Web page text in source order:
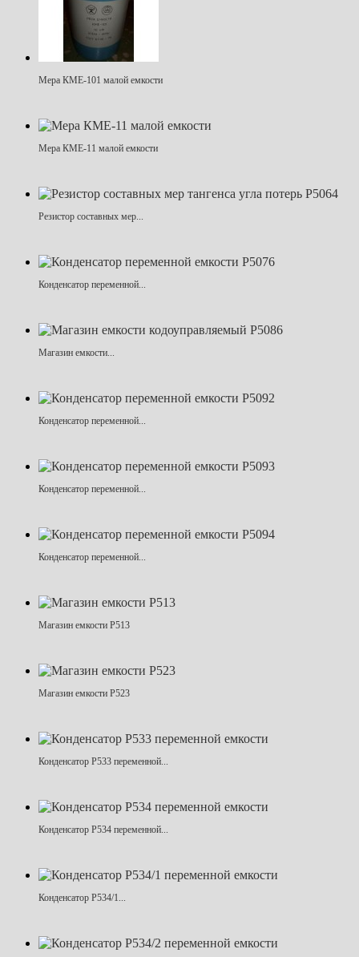
Мера КМЕ-101 малой емкости
Мера КМЕ-11 малой емкости
Резистор составных мер...
Конденсатор переменной...
Магазин емкости...
Конденсатор переменной...
Конденсатор переменной...
Конденсатор переменной...
Магазин емкости Р513
Магазин емкости Р523
Конденсатор Р533 переменной...
Конденсатор Р534 переменной...
Конденсатор Р534/1...